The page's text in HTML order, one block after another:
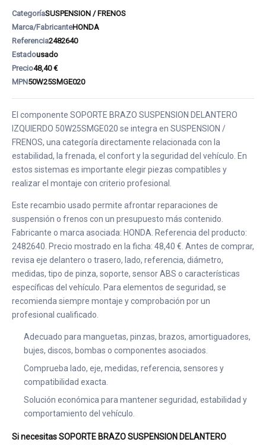
CategoríaSUSPENSION / FRENOS
Marca/FabricanteHONDA
Referencia2482640
Estadousado
Precio48,40 €
MPN50W25SMGE020
El componente SOPORTE BRAZO SUSPENSION DELANTERO
IZQUIERDO 50W25SMGE020 se integra en SUSPENSION /
FRENOS, una categoría directamente relacionada con la
estabilidad, la frenada, el confort y la seguridad del vehículo. En
estos sistemas es importante elegir piezas compatibles y
realizar el montaje con criterio profesional.
Este recambio usado permite afrontar reparaciones de
suspensión o frenos con un presupuesto más contenido.
Fabricante o marca asociada: HONDA. Referencia del producto:
2482640. Precio mostrado en la ficha: 48,40 €. Antes de comprar,
revisa eje delantero o trasero, lado, referencia, diámetro,
medidas, tipo de pinza, soporte, sensor ABS o características
específicas del vehículo. Para elementos de seguridad, se
recomienda siempre montaje y comprobación por un
profesional cualificado.
Adecuado para manguetas, pinzas, brazos, amortiguadores,
bujes, discos, bombas o componentes asociados.
Comprueba lado, eje, medidas, referencia, sensores y
compatibilidad exacta.
Solución económica para mantener seguridad, estabilidad y
comportamiento del vehículo.
Si necesitas SOPORTE BRAZO SUSPENSION DELANTERO